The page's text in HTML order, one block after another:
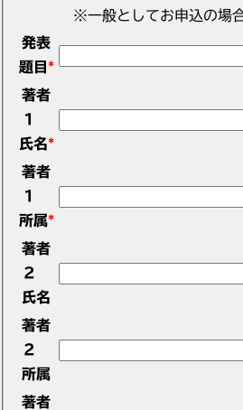
※一般としてお申込の場
発表
題目 *
著者
1
氏名*
著者
1
所属*
著者
2
氏名
著者
2
所属
著者